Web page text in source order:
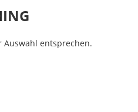
Auswahl entsprechen.